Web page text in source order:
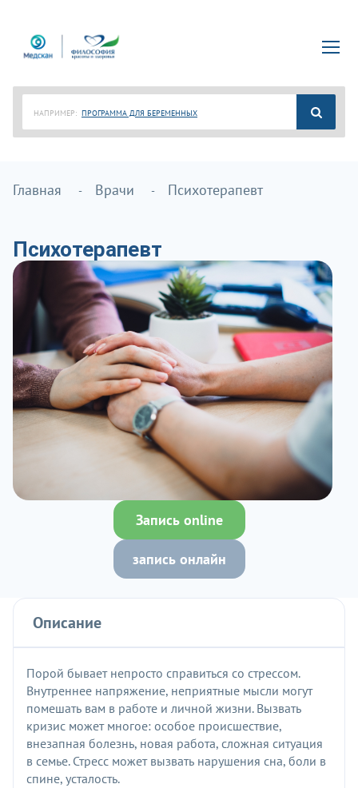
НАПРИМЕР: ПРОГРАММА ДЛЯ БЕРЕМЕННЫХ
Главная Врачи Психотерапевт
Запись online
запись онлайн
Психотерапевт
Описание
Порой бывает непросто справиться со стрессом.
Внутреннее напряжение, неприятные мысли могут
помешать вам в работе и личной жизни. Вызвать
кризис может многое: особое происшествие,
внезапная болезнь, новая работа, сложная ситуация
в семье. Стресс может вызвать нарушения сна, боли в
спине, усталость.